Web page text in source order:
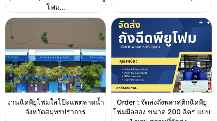
โฟม…
งานฉีดพียูโฟมใส่โป๊ะแพตลาดน้ำ
จังหวัดสมุทรปราการ
Order : จัดส่งถังพลาสติกฉีดพียู
โฟมมือสอง ขนาด 200 ลิตร แบบ